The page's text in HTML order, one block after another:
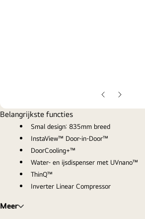
Vorige
dia
Volgende
dia
Belangrijkste functies
Smal design: 835mm breed
InstaView™ Door-in-Door™
DoorCooling+™
Water- en ijsdispenser met UVnano™
ThinQ™
Inverter Linear Compressor
Meer